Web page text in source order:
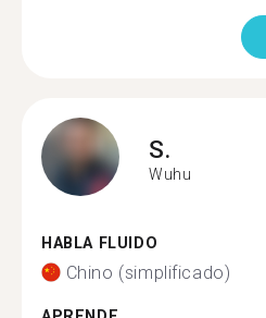
S.
Wuhu
HABLA FLUIDO
Chino (simplificado)